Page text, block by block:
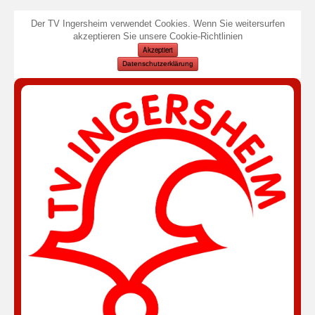
Der TV Ingersheim verwendet Cookies. Wenn Sie weitersurfen
akzeptieren Sie unsere Cookie-Richtlinien
Akzeptiert
Datenschutzerklärung